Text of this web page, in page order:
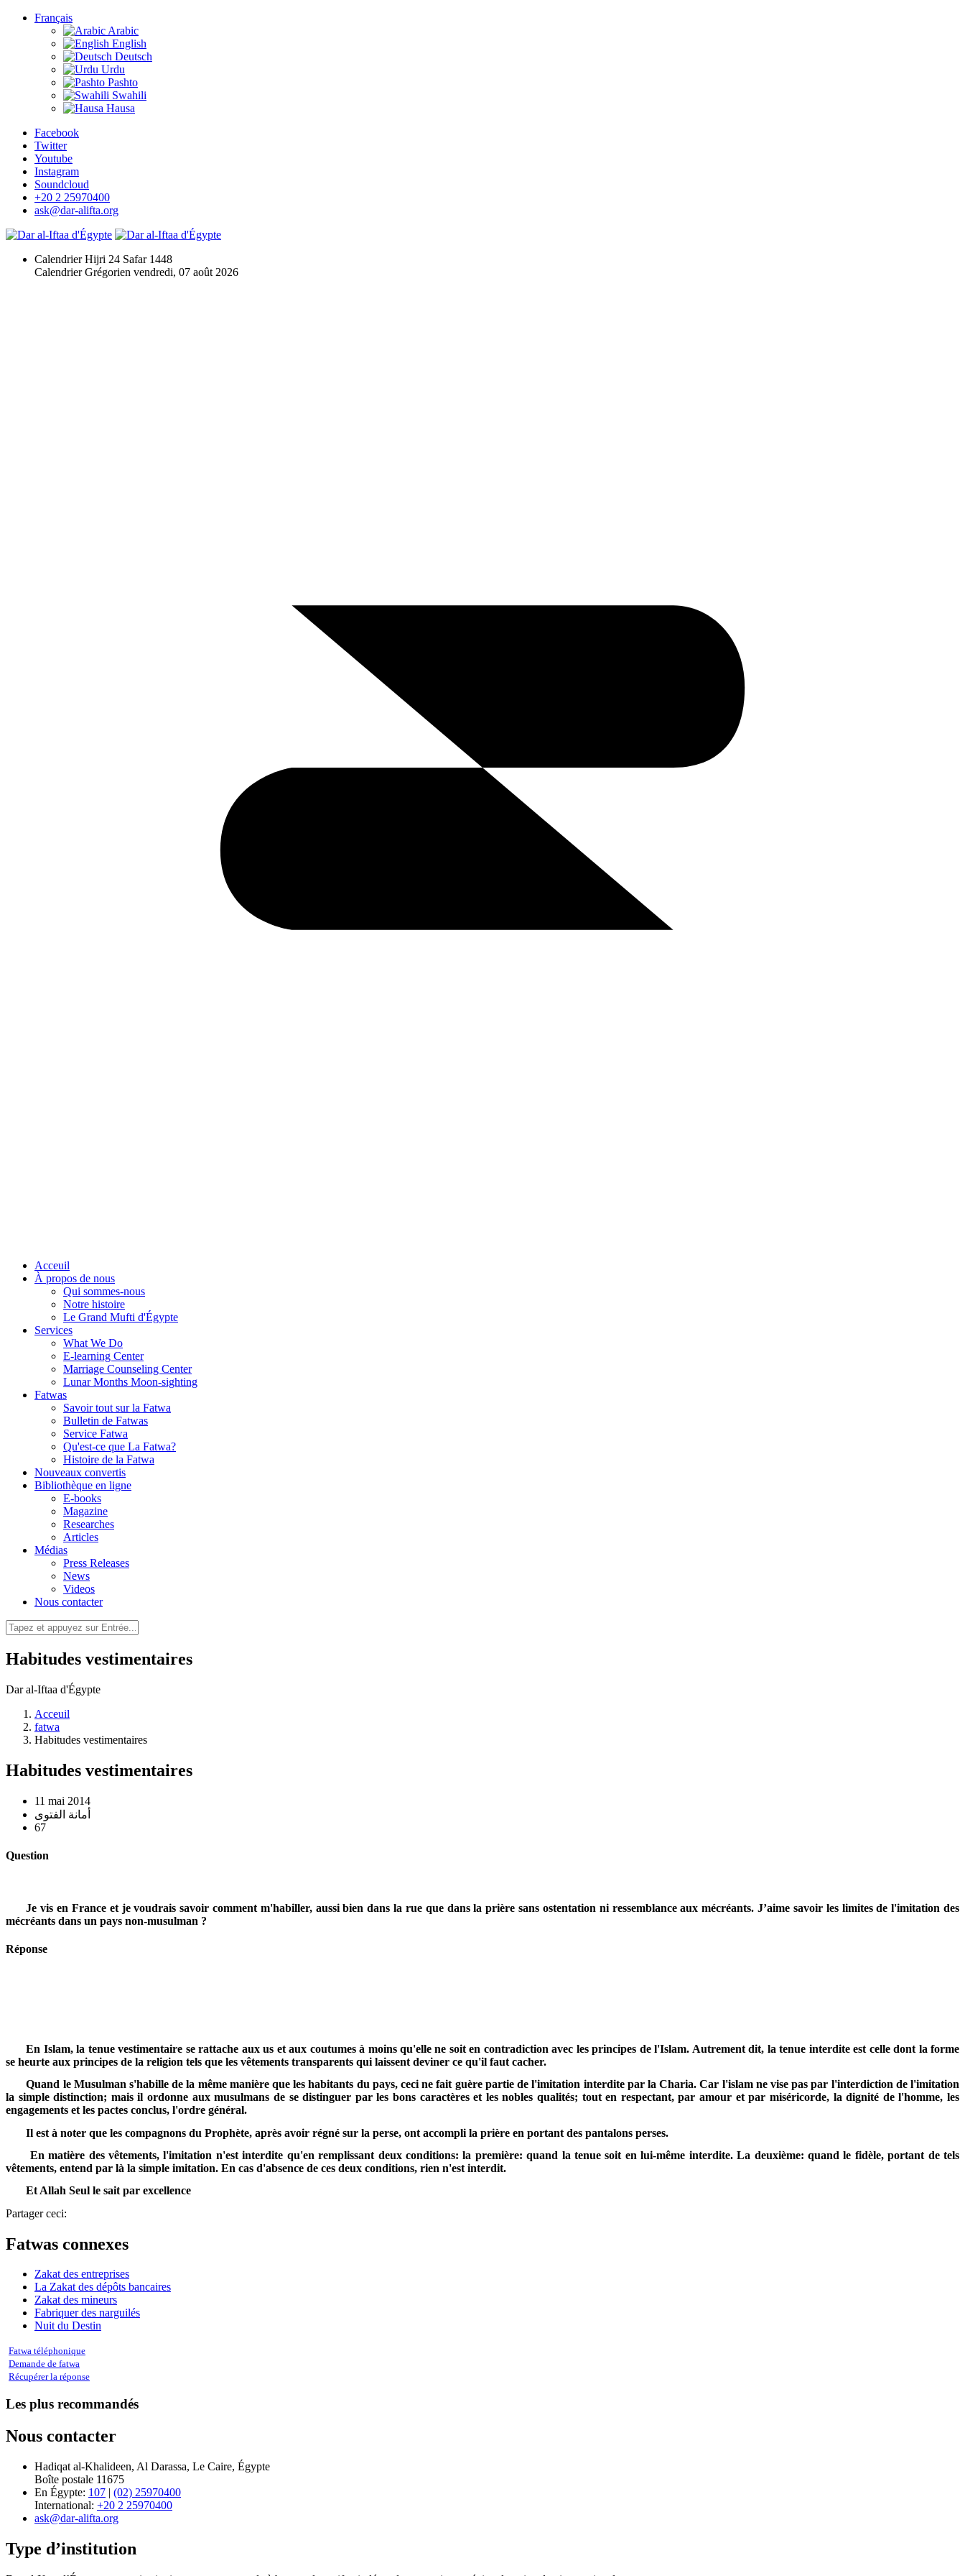
Français
Arabic
English
Deutsch
Urdu
Pashto
Swahili
Hausa
Facebook
Twitter
Youtube
Instagram
Soundcloud
+20 2 25970400
ask@dar-alifta.org
Calendrier Hijri 24 Safar 1448
Calendrier Grégorien vendredi, 07 août 2026
Acceuil
À propos de nous
Qui sommes-nous
Notre histoire
Le Grand Mufti d'Égypte
Services
What We Do
E-learning Center
Marriage Counseling Center
Lunar Months Moon-sighting
Fatwas
Savoir tout sur la Fatwa
Bulletin de Fatwas
Service Fatwa
Qu'est-ce que La Fatwa?
Histoire de la Fatwa
Nouveaux convertis
Bibliothèque en ligne
E-books
Magazine
Researches
Articles
Médias
Press Releases
News
Videos
Nous contacter
Habitudes vestimentaires
Dar al-Iftaa d'Égypte
Acceuil
fatwa
Habitudes vestimentaires
Habitudes vestimentaires
11 mai 2014
أمانة الفتوى
67
Question
Je vis en France et je voudrais savoir comment m'habiller, aussi bien dans la rue que dans la prière sans ostentation ni ressemblance aux mécréants. J’aime savoir les limites de l'imitation des
mécréants dans un pays non-musulman ?
Réponse
En Islam, la tenue vestimentaire se rattache aux us et aux coutumes à moins qu'elle ne soit en contradiction avec les principes de l'Islam. Autrement dit, la tenue interdite est celle dont la forme
se heurte aux principes de la religion tels que les vêtements transparents qui laissent deviner ce qu'il faut cacher.
Quand le Musulman s'habille de la même manière que les habitants du pays, ceci ne fait guère partie de l'imitation interdite par la Charia. Car l'islam ne vise pas par l'interdiction de l'imitation
la simple distinction; mais il ordonne aux musulmans de se distinguer par les bons caractères et les nobles qualités; tout en respectant, par amour et par miséricorde, la dignité de l'homme, les
engagements et les pactes conclus, l'ordre général.
Il est à noter que les compagnons du Prophète, après avoir régné sur la perse, ont accompli la prière en portant des pantalons perses.
En matière des vêtements, l'imitation n'est interdite qu'en remplissant deux conditions: la première: quand la tenue soit en lui-même interdite. La deuxième: quand le fidèle, portant de tels
vêtements, entend par là la simple imitation. En cas d'absence de ces deux conditions, rien n'est interdit.
Et Allah Seul le sait par excellence
Partager ceci:
Fatwas connexes
Zakat des entreprises
La Zakat des dépôts bancaires
Zakat des mineurs
Fabriquer des narguilés
Nuit du Destin
Fatwa téléphonique
Demande de fatwa
Récupérer la réponse
Les plus recommandés
Nous contacter
Hadiqat al-Khalideen, Al Darassa, Le Caire, Égypte
Boîte postale 11675
En Égypte: 107 | (02) 25970400
International: +20 2 25970400
ask@dar-alifta.org
Type d’institution